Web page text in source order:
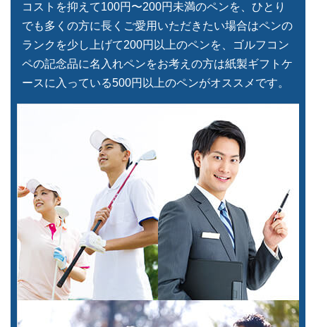
コストを抑えて100円〜200円未満のペンを、ひとり
でも多くの方に長くご愛用いただきたい場合はペンの
ランクを少し上げて200円以上のペンを、ゴルフコン
ペの記念品に名入れペンをお考えの方は紙製ギフトケ
ースに入っている500円以上のペンがオススメです。